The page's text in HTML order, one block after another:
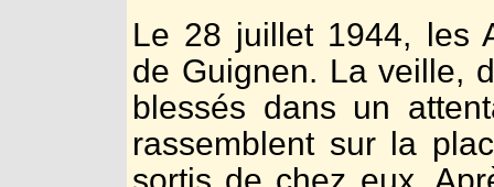
Le 28 juillet 1944, les
de Guignen. La veille,
blessés dans un
rassemblent sur la